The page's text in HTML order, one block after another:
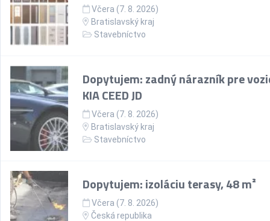
Včera (7. 8. 2026)
Bratislavský kraj
Stavebníctvo
Dopytujem: zadný nárazník pre
KIA CEED JD
Včera (7. 8. 2026)
Bratislavský kraj
Stavebníctvo
Dopytujem: izoláciu terasy, 48 m²
Včera (7. 8. 2026)
Česká republika